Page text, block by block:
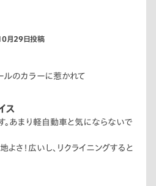
月29日投稿
ルのカラーに惹かれて
ス
。あまり軽自動車と気にならないで
さ！広いし、リクライニングすると